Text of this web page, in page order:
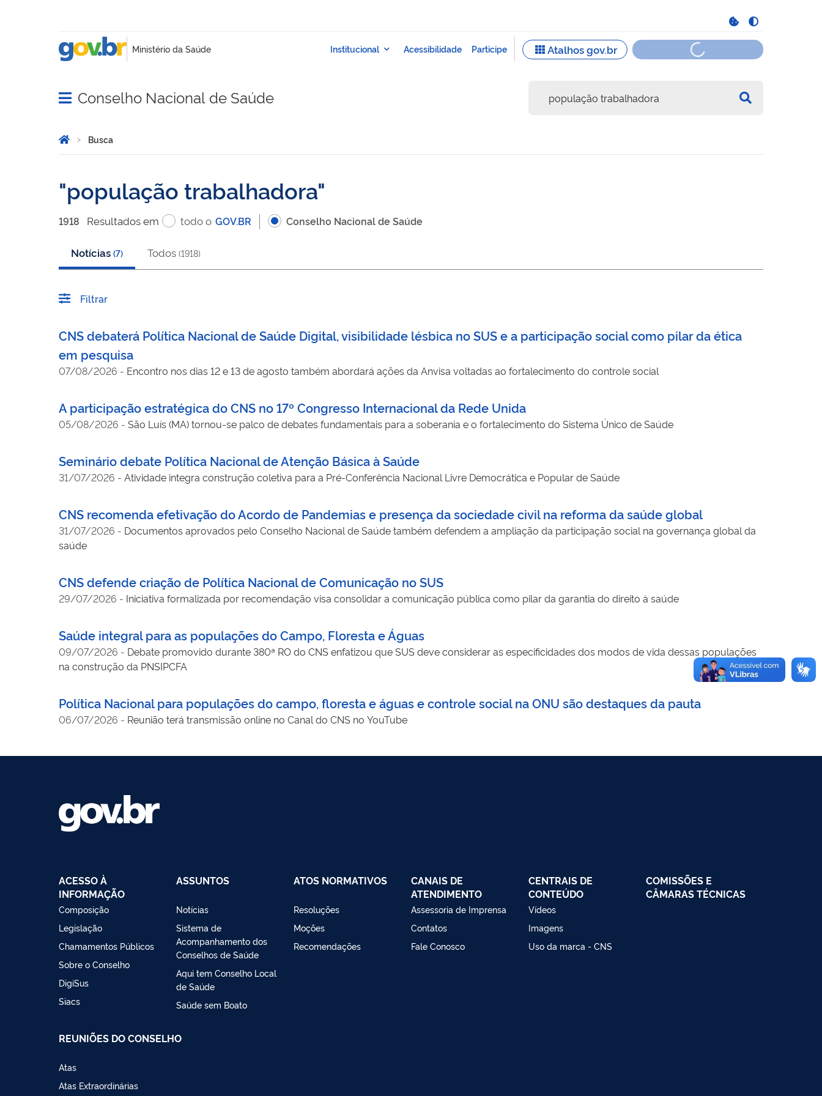
Abrir menu principal de navegação
Conselho Nacional de Saúde
Você está aqui:
Página Inicial
Busca
população trabalhadora
1918 Resultadosem todo o GOV.BR Conselho Nacional de Saúde
Notícias (7) Todos (1918)
Filtrar
CNS debaterá Política Nacional de Saúde Digital, visibilidade lésbica no SUS e a participação social como pilar da ética
em pesquisa
07/08/2026 - Encontro nos dias 12 e 13 de agosto também abordará ações da Anvisa voltadas ao fortalecimento do controle social
A participação estratégica do CNS no 17º Congresso Internacional da Rede Unida
05/08/2026 - São Luís (MA) tornou-se palco de debates fundamentais para a soberania e o fortalecimento do Sistema Único de Saúde
Seminário debate Política Nacional de Atenção Básica à Saúde
31/07/2026 - Atividade integra construção coletiva para a Pré-Conferência Nacional Livre Democrática e Popular de Saúde
CNS recomenda efetivação do Acordo de Pandemias e presença da sociedade civil na reforma da saúde global
31/07/2026 - Documentos aprovados pelo Conselho Nacional de Saúde também defendem a ampliação da participação social na governança global da
saúde
CNS defende criação de Política Nacional de Comunicação no SUS
29/07/2026 - Iniciativa formalizada por recomendação visa consolidar a comunicação pública como pilar da garantia do direito à saúde
Saúde integral para as populações do Campo, Floresta e Águas
09/07/2026 - Debate promovido durante 380ª RO do CNS enfatizou que SUS deve considerar as especificidades dos modos de vida dessas populações
na construção da PNSIPCFA
Política Nacional para populações do campo, floresta e águas e controle social na ONU são destaques da pauta
06/07/2026 - Reunião terá transmissão online no Canal do CNS no YouTube
ACESSO À
INFORMAÇÃO
Composição
Legislação
Chamamentos Públicos
Sobre o Conselho
DigiSus
Siacs
ASSUNTOS
Notícias
Sistema de
Acompanhamento dos
Conselhos de Saúde
Aqui tem Conselho Local
de Saúde
Saúde sem Boato
ATOS NORMATIVOS
Resoluções
Moções
Recomendações
CANAIS DE
ATENDIMENTO
Assessoria de Imprensa
Contatos
Fale Conosco
CENTRAIS DE
CONTEÚDO
Vídeos
Imagens
Uso da marca - CNS
COMISSÕES E
CÂMARAS TÉCNICAS
REUNIÕES DO CONSELHO
Atas
Atas Extraordinárias